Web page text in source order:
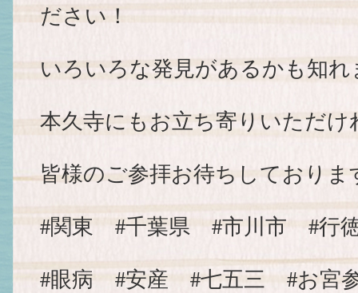
ださい！
いろいろな発見があるかも知
本久寺にもお立ち寄りいただ
皆様のご参拝お待ちしておりま
#関東 #千葉県 #市川市 #行
#眼病 #安産 #七五三 #お宮